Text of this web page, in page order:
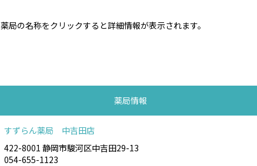
薬局の名称をクリックすると詳細情報が表示されます。
薬局情報
すずらん薬局 中吉田店
422-8001 静岡市駿河区中吉田29-13
054-655-1123